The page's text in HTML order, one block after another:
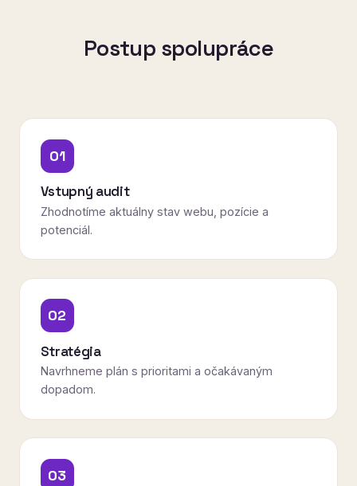
Postup spolupráce
01
Vstupný audit
Zhodnotíme aktuálny stav webu, pozície a
potenciál.
02
Stratégia
Navrhneme plán s prioritami a očakávaným
dopadom.
03